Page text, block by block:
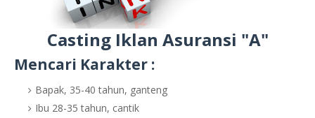
Casting Iklan Asuransi "A"
Mencari Karakter :
Bapak, 35-40 tahun, ganteng
Ibu 28-35 tahun, cantik